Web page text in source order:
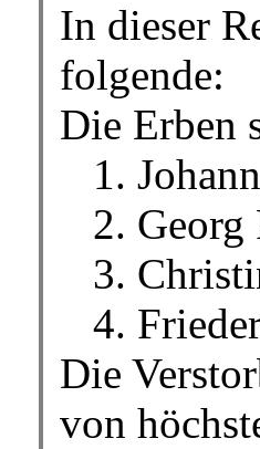
In dieser
folgende:
Die Erben
1.
2. Georg
3.
4.
Die
von